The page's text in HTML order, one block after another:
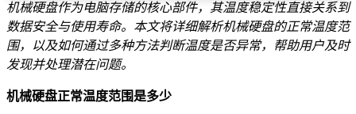
机械硬盘作为电脑存储的核心部件，其温度稳定性直接关系到
数据安全与使用寿命。本文将详细解析机械硬盘的正常温度范
围，以及如何通过多种方法判断温度是否异常，帮助用户及时
发现并处理潜在问题。
机械硬盘正常温度范围是多少